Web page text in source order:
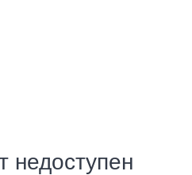
недоступен